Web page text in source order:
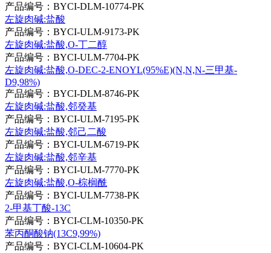
产品编号：BYCI-DLM-10774-PK
左旋肉碱:盐酸
产品编号：BYCI-ULM-9173-PK
左旋肉碱:盐酸,O-丁二醇
产品编号：BYCI-ULM-7704-PK
左旋肉碱:盐酸,O-DEC-2-ENOYL(95%E)(N,N,N-三甲基-
D9,98%)
产品编号：BYCI-DLM-8746-PK
左旋肉碱:盐酸,邻癸基
产品编号：BYCI-ULM-7195-PK
左旋肉碱:盐酸,邻己二酸
产品编号：BYCI-ULM-6719-PK
左旋肉碱:盐酸,邻辛基
产品编号：BYCI-ULM-7770-PK
左旋肉碱:盐酸,O-棕榈酰
产品编号：BYCI-ULM-7738-PK
2-甲基丁酸-13C
产品编号：BYCI-CLM-10350-PK
苯丙酮酸钠(13C9,99%)
产品编号：BYCI-CLM-10604-PK